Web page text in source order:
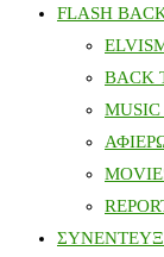
FLASH
BACK
MUSIC